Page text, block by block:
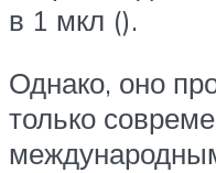
в 1 мкл ().
Однако, оно
только